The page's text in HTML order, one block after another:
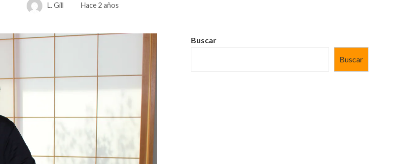
L. Gill Hace 2 años
Buscar
Buscar